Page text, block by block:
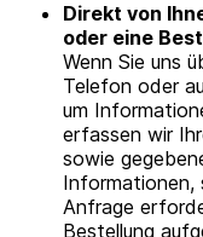
Direkt von
oder eine
Wenn Sie uns
Telefon oder
um
erfassen wir
sowie
Informationen,
Anfrage
Bestellung